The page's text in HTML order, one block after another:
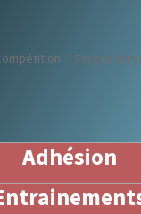
Stages
Adhésion